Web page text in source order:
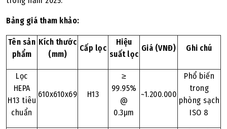
Bảng giá tham khảo:
Tên sản
phẩm
Kích thước
(mm)
Cấp lọc
Hiệu
suất lọc
Giá (VNĐ) Ghi chú
Lọc
HEPA
H13 tiêu
chuẩn
610x610x69 H13
≥
99.95%
@
0.3µm
~1.200.000
Phổ biến
trong
phòng sạch
ISO 8